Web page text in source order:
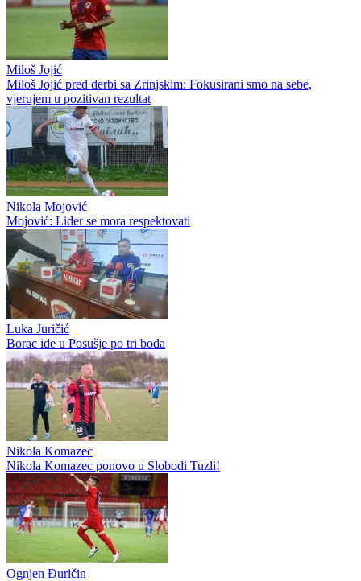
Miloš Jojić
Miloš Jojić pred derbi sa Zrinjskim: Fokusirani smo na sebe,
vjerujem u pozitivan rezultat
Nikola Mojović
Mojović: Lider se mora respektovati
Luka Juričić
Borac ide u Posušje po tri boda
Nikola Komazec
Nikola Komazec ponovo u Slobodi Tuzli!
Ognjen Đuričin